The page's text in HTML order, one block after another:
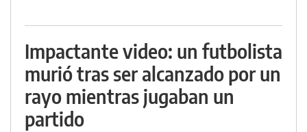
Impactante video: un futbolista
murió tras ser alcanzado por un
rayo mientras jugaban un
partido